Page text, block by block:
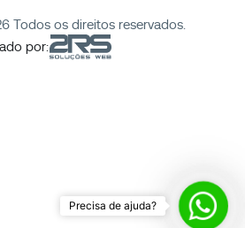
Todos os direitos reservados.
por: